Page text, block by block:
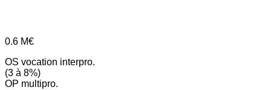
0.6 M€
OS vocation interpro.
(3 à 8%)
OP multipro.